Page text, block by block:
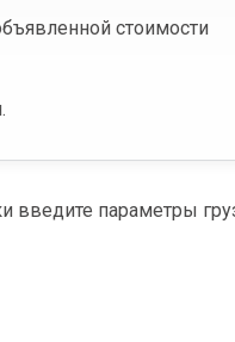
стоимости
введите параметры